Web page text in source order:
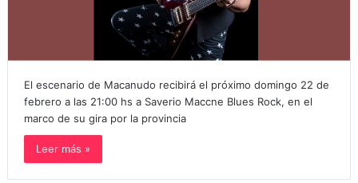
El escenario de Macanudo recibirá el próximo domingo 22 de
febrero a las 21:00 hs a Saverio Maccne Blues Rock, en el
marco de su gira por la provincia
Leer más »